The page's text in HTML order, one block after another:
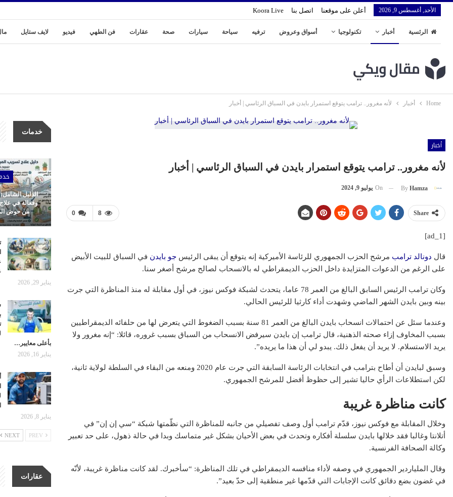
الأحد, أغسطس 9, 2026 أعلن على موقعنا اتصل بنا Koora Live
الرئسية أخبار تكنولوجيا أسواق وعروض ترفيه سياحة سيارات صحة عقارات فن الطهي فيديو لايف ستايل
Home أخبار لأنه مغرور.. ترامب يتوقع استمرار بايدن في السباق الرئاسي | أخبار
أخبار
لأنه مغرور.. ترامب يتوقع استمرار بايدن في السباق الرئاسي | أخبار
By Hamza
On يوليو 9, 2024
0 8 Share
[ad_1]
قال دونالد ترامب مرشح الحزب الجمهوري للرئاسة الأميركية إنه يتوقع أن يبقى الرئيس جو بايدن في السباق للبيت الأبيض
على الرغم من الدعوات المتزايدة داخل الحزب الديمقراطي له بالانسحاب لصالح مرشح أصغر سنا.
وكان ترامب الرئيس السابق البالغ من العمر 78 عاما، يتحدث لشبكة فوكس نيوز، في أول مقابلة له منذ المناظرة التي جرت
بينه وبين بايدن الشهر الماضي وشهدت أداء كارثيا للرئيس الحالي.
وعندما سئل عن احتمالات انسحاب بايدن البالغ من العمر 81 سنة بسبب الضغوط التي يتعرض لها من حلفائه الديمقراطيين
بسبب المخاوف إزاء صحته الذهنية، قال ترامب إن بايدن سيرفض الانسحاب من السباق بسبب غروره، قائلا: “إنه مغرور ولا
يريد الاستسلام. لا يريد أن يفعل ذلك. يبدو لي أن هذا ما يريده”.
وسبق لبايدن أن أطاح بترامب في انتخابات الرئاسة السابقة التي جرت عام 2020 ومنعه من البقاء في السلطة لولاية ثانية،
لكن استطلاعات الرأي حاليا تشير إلى حظوظ أفضل للمرشح الجمهوري.
كانت مناظرة غريبة
وخلال المقابلة مع فوكس نيوز، قدّم ترامب أول وصف تفصيلي من جانبه للمناظرة التي نظّمتها شبكة “سي إن إن” في
أتلانتا وغالبا فقد خلالها بايدن سلسلة أفكاره وتحدث في بعض الأحيان بشكل غير متماسك وبدا في حالة ذهول، على حد تعبير
وكالة الصحافة الفرنسية.
وقال الملياردير الجمهوري في وصفه لأداء منافسه الديمقراطي في تلك المناظرة: “سأخبرك. لقد كانت مناظرة غريبة، لأنّه
في غضون بضع دقائق كانت الإجابات التي قدّمها غير منطقية إلى حدّ بعيد”.
خدمات
الدليل
وفعالة في
من حوض
يناير 29, 2026
بأعلى معايير…
يناير 16, 2026
يناير 8, 2026
NEXT
عقارات